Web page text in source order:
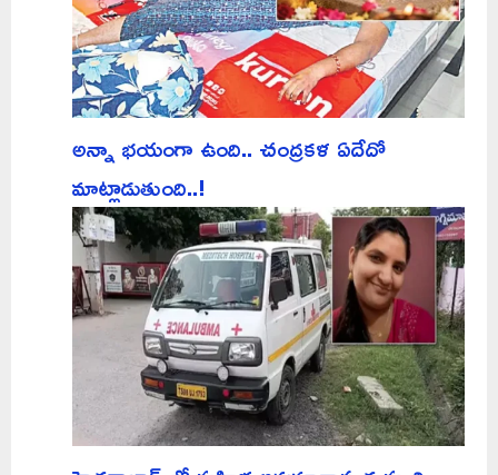
అన్నా భయంగా ఉంది.. చంద్రకళ ఏదేదో
మాట్లాడుతుంది..!